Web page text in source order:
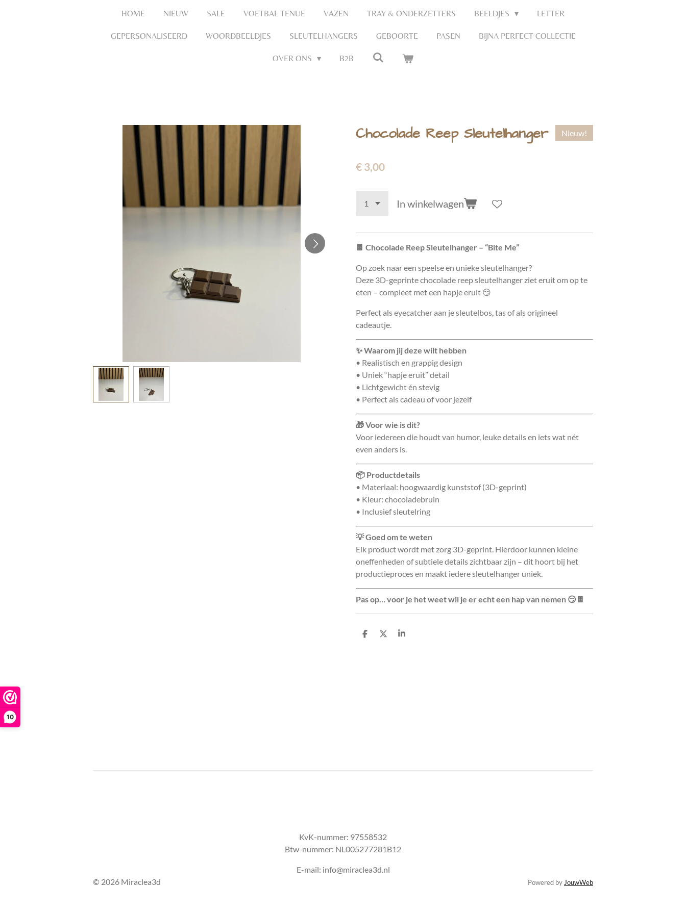
10
HOME NIEUW SALE VOETBAL TENUE VAZEN TRAY & ONDERZETTERS BEELDJES LETTER
GEPERSONALISEERD WOORDBEELDJES SLEUTELHANGERS GEBOORTE PASEN BIJNA PERFECT COLLECTIE
OVER ONS B2B
Chocolade Reep Sleutelhanger Nieuw!
€ 3,00
In winkelwagen
🍫 Chocolade Reep Sleutelhanger – “Bite Me”
Op zoek naar een speelse en unieke sleutelhanger?
Deze 3D-geprinte chocolade reep sleutelhanger ziet eruit om op te
eten – compleet met een hapje eruit 😏
Perfect als eyecatcher aan je sleutelbos, tas of als origineel
cadeautje.
✨ Waarom jij deze wilt hebben
• Realistisch en grappig design
• Uniek “hapje eruit” detail
• Lichtgewicht én stevig
• Perfect als cadeau of voor jezelf
🎁 Voor wie is dit?
Voor iedereen die houdt van humor, leuke details en iets wat nét
even anders is.
📦 Productdetails
• Materiaal: hoogwaardig kunststof (3D-geprint)
• Kleur: chocoladebruin
• Inclusief sleutelring
💡 Goed om te weten
Elk product wordt met zorg 3D-geprint. Hierdoor kunnen kleine
oneffenheden of subtiele details zichtbaar zijn – dit hoort bij het
productieproces en maakt iedere sleutelhanger uniek.
Pas op… voor je het weet wil je er echt een hap van nemen 😏🍫
D
D
S
KvK-nummer: 97558532
Btw-nummer: NL005277281B12
E-mail: info@miraclea3d.nl
© 2026 Miraclea3d
Powered byJouwWeb